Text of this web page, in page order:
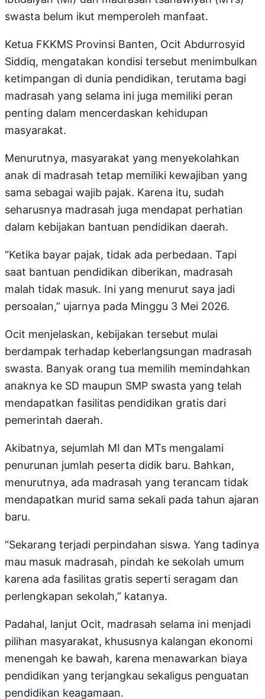
swasta belum ikut memperoleh manfaat.
Ketua FKKMS Provinsi Banten, Ocit Abdurrosyid
Siddiq, mengatakan kondisi tersebut menimbulkan
ketimpangan di dunia pendidikan, terutama bagi
madrasah yang selama ini juga memiliki peran
penting dalam mencerdaskan kehidupan
masyarakat.
Menurutnya, masyarakat yang menyekolahkan
anak di madrasah tetap memiliki kewajiban yang
sama sebagai wajib pajak. Karena itu, sudah
seharusnya madrasah juga mendapat perhatian
dalam kebijakan bantuan pendidikan daerah.
“Ketika bayar pajak, tidak ada perbedaan. Tapi
saat bantuan pendidikan diberikan, madrasah
malah tidak masuk. Ini yang menurut saya jadi
persoalan,” ujarnya pada Minggu 3 Mei 2026.
Ocit menjelaskan, kebijakan tersebut mulai
berdampak terhadap keberlangsungan madrasah
swasta. Banyak orang tua memilih memindahkan
anaknya ke SD maupun SMP swasta yang telah
mendapatkan fasilitas pendidikan gratis dari
pemerintah daerah.
Akibatnya, sejumlah MI dan MTs mengalami
penurunan jumlah peserta didik baru. Bahkan,
menurutnya, ada madrasah yang terancam tidak
mendapatkan murid sama sekali pada tahun ajaran
baru.
“Sekarang terjadi perpindahan siswa. Yang tadinya
mau masuk madrasah, pindah ke sekolah umum
karena ada fasilitas gratis seperti seragam dan
perlengkapan sekolah,” katanya.
Padahal, lanjut Ocit, madrasah selama ini menjadi
pilihan masyarakat, khususnya kalangan ekonomi
menengah ke bawah, karena menawarkan biaya
pendidikan yang terjangkau sekaligus penguatan
pendidikan keagamaan.